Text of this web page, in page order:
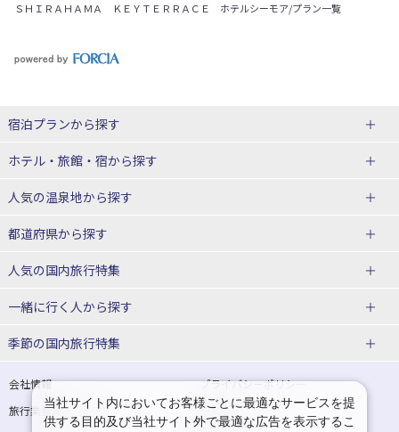
ＳＨＩＲＡＨＡＭＡ ＫＥＹＴＥＲＲＡＣＥ ホテルシーモア/プラン一覧
宿泊プランから探す
北海道
東北
青森県
宮城県
山形県
関東
埼玉県 千葉県
ホテル・旅館・宿から探す
北海道ホテル・旅館
青森県ホテル・旅館
宮城県ホテル・旅館
山形県ホテル・旅館
東京都ホテル・旅館 神奈川県ホテル・旅館
人気の温泉地から探す
北海道
湯の川温泉(北海道)
十勝川温泉(北海道)
洞爺湖温泉(北海道)
層雲峡温泉(北海道)
東北
都道府県から探す
北海道旅行・ツアー
東北
青森旅行・ツアー 岩手旅行・ツアー
宮城旅行・ツアー 秋田旅行・ツアー
人気の国内旅行特集
東京ディズニーリゾート®への旅
ユニバーサル・スタジオ・ジャパ
一緒に行く人から探す
一人旅 国内版
カップル・夫婦旅行 国内版 女子旅 国内版
卒業旅行・学生旅行 国内版
季節の国内旅行特集
桜・お花見特集
ゴールデンウィーク（GW）の国内
旅行
会社情報
プライバシーポリシー
旅行業登録票・約款
規約集
当社サイト内においてお客様ごとに最適なサービスを提
供する目的及び当社サイト外で最適な広告を表示するこ